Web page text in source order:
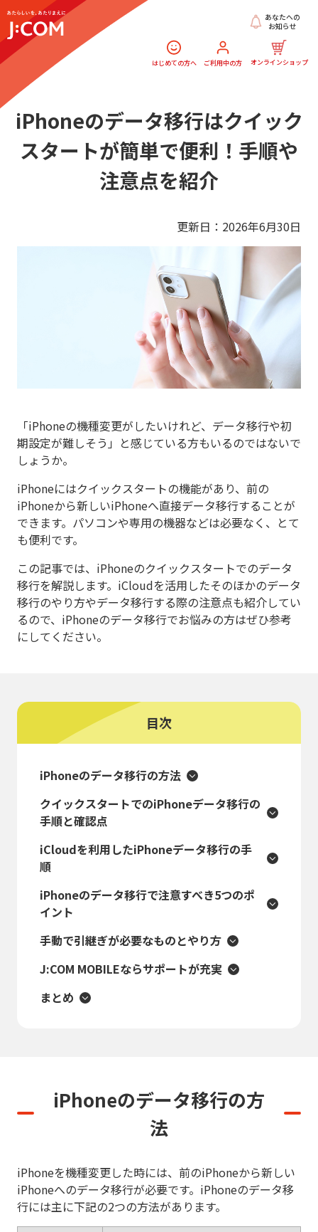
はじめての方へ ご利用中の方 オンラインショップ
あなたへの
お知らせ
iPhoneのデータ移行はクイック
スタートが簡単で便利！手順や
注意点を紹介
更新日：2026年6月30日
「iPhoneの機種変更がしたいけれど、データ移行や初
期設定が難しそう」と感じている方もいるのではないで
しょうか。
iPhoneにはクイックスタートの機能があり、前の
iPhoneから新しいiPhoneへ直接データ移行することが
できます。パソコンや専用の機器などは必要なく、とて
も便利です。
この記事では、iPhoneのクイックスタートでのデータ
移行を解説します。iCloudを活用したそのほかのデータ
移行のやり方やデータ移行する際の注意点も紹介してい
るので、iPhoneのデータ移行でお悩みの方はぜひ参考
にしてください。
目次
iPhoneのデータ移行の方法
クイックスタートでのiPhoneデータ移行の
手順と確認点
iCloudを利用したiPhoneデータ移行の手
順
iPhoneのデータ移行で注意すべき5つのポ
イント
手動で引継ぎが必要なものとやり方
J:COM MOBILEならサポートが充実
まとめ
iPhoneのデータ移行の方
法
iPhoneを機種変更した時には、前のiPhoneから新しい
iPhoneへのデータ移行が必要です。iPhoneのデータ移
行には主に下記の2つの方法があります。